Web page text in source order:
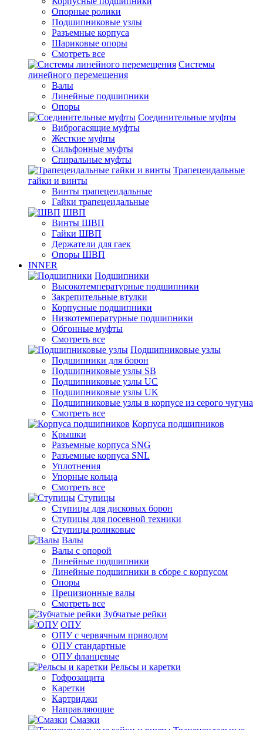
Опорные ролики
Подшипниковые узлы
Разъемные корпуса
Шариковые опоры
Смотреть все
Системы
линейного перемещения
Валы
Линейные подшипники
Опоры
Соединительные муфты
Виброгасящие муфты
Жесткие муфты
Сильфонные муфты
Спиральные муфты
Трапецеидальные
гайки и винты
Винты трапецеидальные
Гайки трапецеидальные
ШВП
Винты ШВП
Гайки ШВП
Держатели для гаек
Опоры ШВП
INNER
Подшипники
Высокотемпературные подшипники
Закрепительные втулки
Корпусные подшипники
Низкотемпературные подшипники
Обгонные муфты
Смотреть все
Подшипниковые узлы
Подшипники для борон
Подшипниковые узлы SB
Подшипниковые узлы UC
Подшипниковые узлы UK
Подшипниковые узлы в корпусе из серого чугуна
Смотреть все
Корпуса подшипников
Крышки
Разъемные корпуса SNG
Разъемные корпуса SNL
Уплотнения
Упорные кольца
Смотреть все
Ступицы
Ступицы для дисковых борон
Ступицы для посевной техники
Ступицы роликовые
Валы
Валы с опорой
Линейные подшипники
Линейные подшипники в сборе с корпусом
Опоры
Прецизионные валы
Смотреть все
Зубчатые рейки
ОПУ
ОПУ с червячным приводом
ОПУ стандартные
ОПУ фланцевые
Рельсы и каретки
Гофрозащита
Каретки
Картриджи
Направляющие
Смазки